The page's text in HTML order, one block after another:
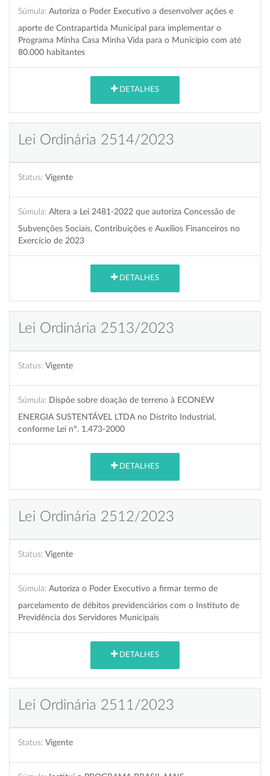
Súmula: Autoriza o Poder Executivo a desenvolver ações e
aporte de Contrapartida Municipal para implementar o
Programa Minha Casa Minha Vida para o Município com até
80.000 habitantes
DETALHES
Lei Ordinária 2514/2023
Status: Vigente
Súmula: Altera a Lei 2481-2022 que autoriza Concessão de
Subvenções Sociais, Contribuições e Auxílios Financeiros no
Exercício de 2023
DETALHES
Lei Ordinária 2513/2023
Status: Vigente
Súmula: Dispõe sobre doação de terreno à ECONEW
ENERGIA SUSTENTÁVEL LTDA no Distrito Industrial,
conforme Lei nº. 1.473-2000
DETALHES
Lei Ordinária 2512/2023
Status: Vigente
Súmula: Autoriza o Poder Executivo a firmar termo de
parcelamento de débitos previdenciários com o Instituto de
Previdência dos Servidores Municipais
DETALHES
Lei Ordinária 2511/2023
Status: Vigente